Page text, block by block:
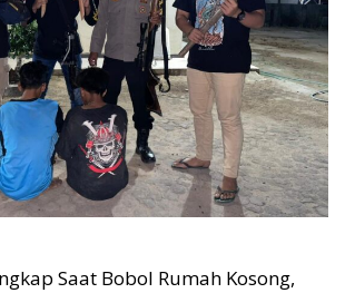
Saat Bobol Rumah Kosong,